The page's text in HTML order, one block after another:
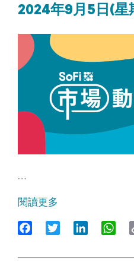
2024年9月5日(星
…
閱讀更多
FacebookTwitter LinkedIn